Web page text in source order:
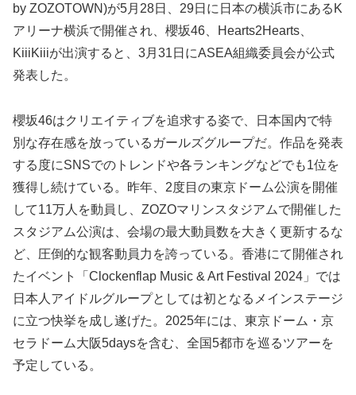
by ZOZOTOWN)が5月28日、29日に日本の横浜市にあるK
アリーナ横浜で開催され、櫻坂46、Hearts2Hearts、
KiiiKiiiが出演すると、3月31日にASEA組織委員会が公式
発表した。
櫻坂46はクリエイティブを追求する姿で、日本国内で特
別な存在感を放っているガールズグループだ。作品を発表
する度にSNSでのトレンドや各ランキングなどでも1位を
獲得し続けている。昨年、2度目の東京ドーム公演を開催
して11万人を動員し、ZOZOマリンスタジアムで開催した
スタジアム公演は、会場の最大動員数を大きく更新するな
ど、圧倒的な観客動員力を誇っている。香港にて開催され
たイベント「Clockenflap Music & Art Festival 2024」では
日本人アイドルグループとしては初となるメインステージ
に立つ快挙を成し遂げた。2025年には、東京ドーム・京
セラドーム大阪5daysを含む、全国5都市を巡るツアーを
予定している。